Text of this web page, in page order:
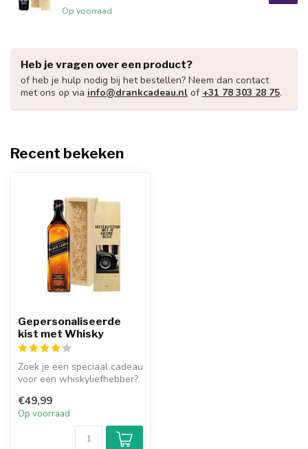
Op voorraad
Heb je vragen over een product?
of heb je hulp nodig bij het bestellen? Neem dan contact
met ons op via info@drankcadeau.nl of +31 78 303 28 75.
Recent bekeken
Gepersonaliseerde
kist met Whisky
Zoek je een speciaal cadeau
voor een whiskyliefhebber?
€49,99
Op voorraad